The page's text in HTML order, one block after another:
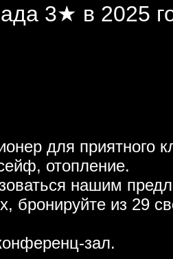
3★ в 2025
для приятного
отопление.
нашим
бронируйте из 29
зал.